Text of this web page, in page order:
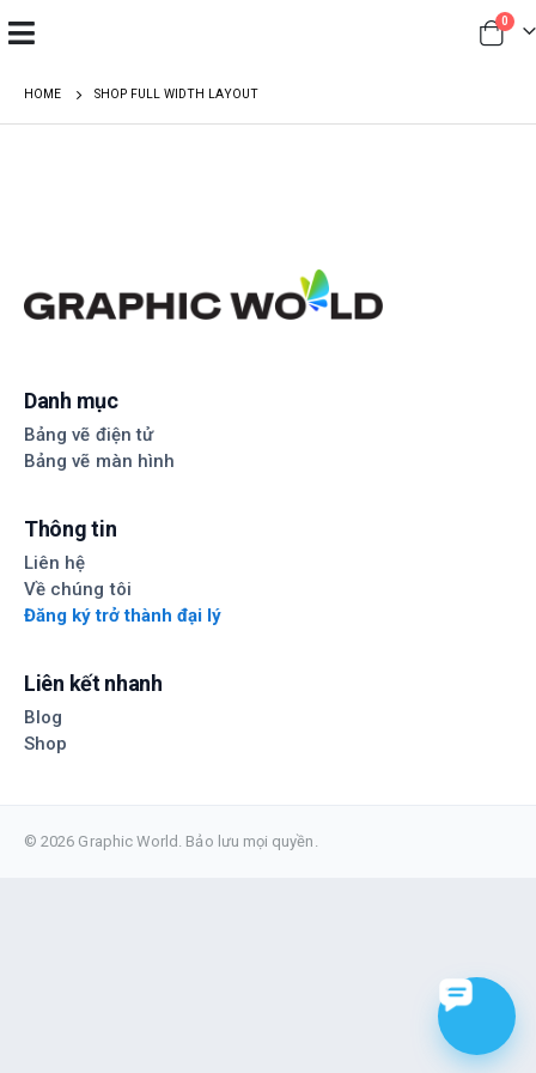
0
HOME SHOP FULL WIDTH LAYOUT
Danh mục
Bảng vẽ điện tử
Bảng vẽ màn hình
Thông tin
Liên hệ
Về chúng tôi
Đăng ký trở thành đại lý
Liên kết nhanh
Blog
Shop
© 2026 Graphic World. Bảo lưu mọi quyền.